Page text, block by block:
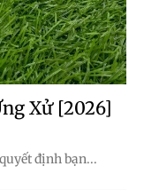
Xử [2026]
định bạn...